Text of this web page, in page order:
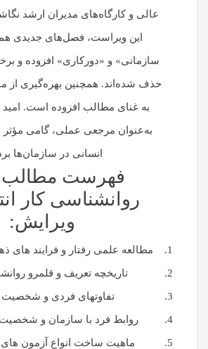
عالی و کارگاه‌های مدیران ارشد
این ویراست، فصل‌های جدیدی
سازمانی» و «دورکاری» افزوده و
حذف شده‌اند. همچنین بهره‌گیری از
به غنای مطالب افزوده است.
به‌عنوان مرجعی عملی، گامی مؤثر
انسانی در سازمان‌ها
فهرست مطالب
روانشناسی کار
ویرایش:
مطالعه علمی رفتار و فرایند های
تاریخچه تعریف و قلمرو
تفاوتهای فردی و شخصیت
روابط فرد با سازمان و
ماهیت ساخت انواع آزمون